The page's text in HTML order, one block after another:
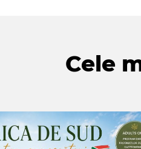
Cele